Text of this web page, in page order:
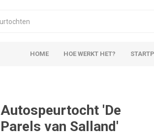
HOME HOE WERKT HET?
Autospeurtocht 'De
Parels van Salland'